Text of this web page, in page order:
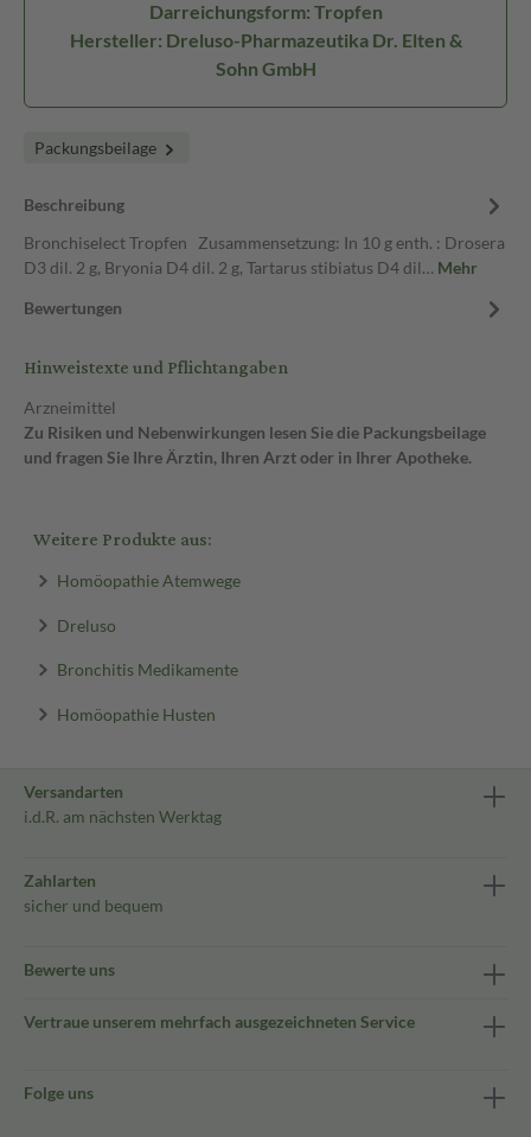
Darreichungsform: Tropfen
Hersteller: Dreluso-Pharmazeutika Dr. Elten &
Sohn GmbH
Packungsbeilage
Beschreibung
Bronchiselect Tropfen Zusammensetzung: In 10 g enth. : Drosera
D3 dil. 2 g, Bryonia D4 dil. 2 g, Tartarus stibiatus D4 dil… Mehr
Bewertungen
Hinweistexte und Pflichtangaben
Arzneimittel
Zu Risiken und Nebenwirkungen lesen Sie die Packungsbeilage
und fragen Sie Ihre Ärztin, Ihren Arzt oder in Ihrer Apotheke.
Weitere Produkte aus:
Homöopathie Atemwege
Dreluso
Bronchitis Medikamente
Homöopathie Husten
Versandarten
i.d.R. am nächsten Werktag
Zahlarten
sicher und bequem
Bewerte uns
Vertraue unserem mehrfach ausgezeichneten Service
Folge uns